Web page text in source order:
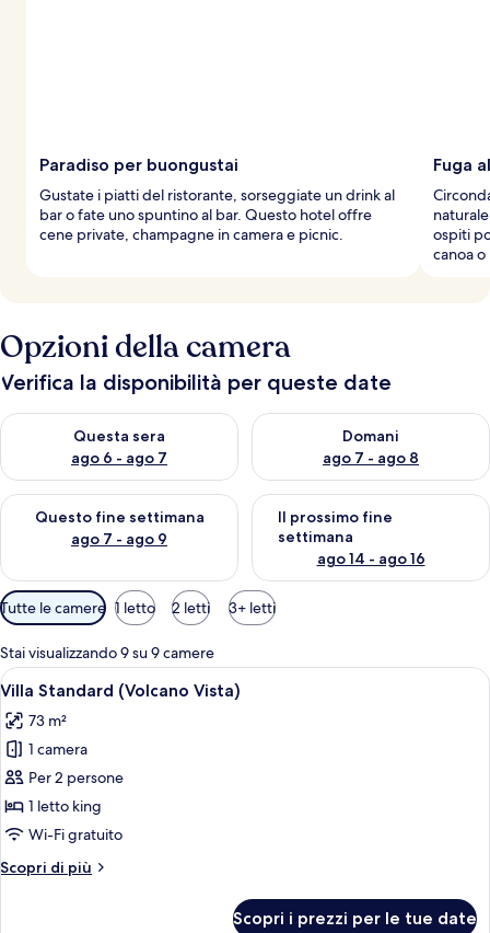
a
t
o
Paradiso per buongustai
Gustate i piatti del ristorante, sorseggiate un drink al
bar o fate uno spuntino al bar. Questo hotel offre
cene private, champagne in camera e picnic.
Fuga
ospiti
canoa o
Opzioni della camera
Verifica la disponibilità per queste date
Questa sera
ago 6 - ago 7
Verifica la disponibilità per questa sera, ago 6 - ago 7
Domani
ago 7 - ago 8
Verifica la disponibilità per
Questo fine settimana
ago 7 - ago 9
Verifica la disponibilità per questo fine settimana, ago 7 - ago
Il prossimo fine
settimana
ago 14 - ago 16
Verifica la disponibilità per il
Filtri
disponibili
per
le
camere
Tutte le camere 1 letto 2 letti 3+ letti
Stai visualizzando 9 su 9 camere
Apri
tutte
le
foto
per
Villa
Standard
Vista)
Una stanza in legno con un letto, una
5
Villa Standard (Volcano Vista)
73 m²
1 camera
Per 2 persone
1 letto king
Wi-Fi gratuito
Scopri di più
Altri
Scopri i prezzi per le tue date